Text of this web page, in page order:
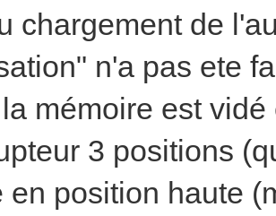
chargement de
n'a pas ete
mémoire est
3 positions
en position haute